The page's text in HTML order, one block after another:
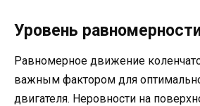
Уровень
Равномерное движение
важным фактором для
двигателя. Неровности на